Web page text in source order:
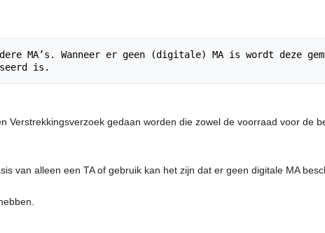
MA’s. Wanneer er geen (digitale) MA is wordt deze
Verstrekkingsverzoek gedaan worden die zowel de voorraad voor de
van alleen een TA of gebruik kan het zijn dat er geen digitale MA